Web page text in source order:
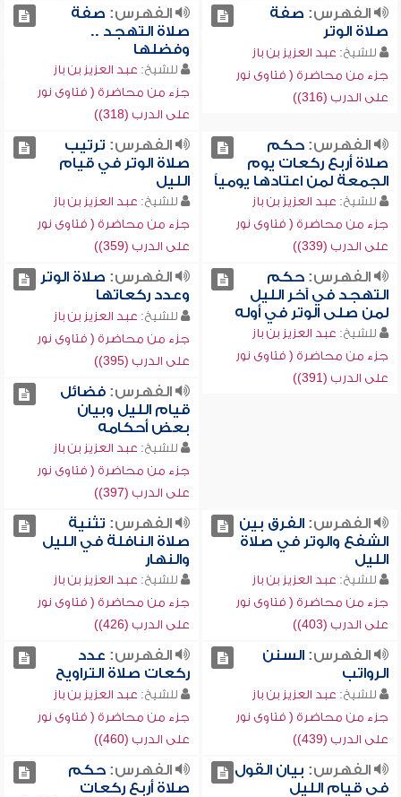
الفهرس: صفة
صلاة الوتر
للشيخ: عبد العزيز بن باز
جزء من محاضرة ( فتاوى نور
على الدرب (316))
الفهرس: صفة
صلاة التهجد ..
وفضلها
للشيخ: عبد العزيز بن باز
جزء من محاضرة ( فتاوى نور
على الدرب (318))
الفهرس:حكم
صلاة أربع ركعات يوم
الجمعة لمن اعتادها يومياً
للشيخ: عبد العزيز بن باز
جزء من محاضرة ( فتاوى نور
على الدرب (339))
الفهرس: ترتيب
صلاة الوتر في قيام
الليل
للشيخ: عبد العزيز بن باز
جزء من محاضرة ( فتاوى نور
على الدرب (359))
الفهرس:حكم
التهجد في آخر الليل
لمن صلى الوتر في أوله
للشيخ: عبد العزيز بن باز
جزء من محاضرة ( فتاوى نور
على الدرب (391))
الفهرس: صلاة الوتر
وعدد ركعاتها
للشيخ: عبد العزيز بن باز
جزء من محاضرة ( فتاوى نور
على الدرب (395))
الفهرس:فضائل
قيام الليل وبيان
بعض أحكامه
للشيخ: عبد العزيز بن باز
جزء من محاضرة ( فتاوى نور
على الدرب (397))
الفهرس:الفرق بين
الشفع والوتر في صلاة
الليل
للشيخ: عبد العزيز بن باز
جزء من محاضرة ( فتاوى نور
على الدرب (403))
الفهرس: تثنية
صلاة النافلة في الليل
والنهار
للشيخ: عبد العزيز بن باز
جزء من محاضرة ( فتاوى نور
على الدرب (426))
الفهرس:السنن
الرواتب
للشيخ: عبد العزيز بن باز
جزء من محاضرة ( فتاوى نور
على الدرب (439))
الفهرس: عدد
ركعات صلاة التراويح
للشيخ: عبد العزيز بن باز
جزء من محاضرة ( فتاوى نور
على الدرب (460))
الفهرس: بيان القول
في قيام الليل
الفهرس:حكم
صلاة أربع ركعات